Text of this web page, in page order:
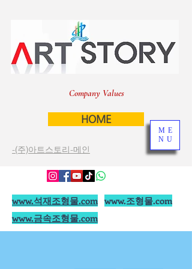
Company Values
HOME
-(주)아트스토리-메인
www.조형물.com
ME
NU
www.금속조형물.com
www.석재조형물.com